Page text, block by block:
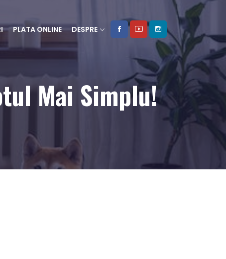
PLATA ONLINE DESPRE
Mai Simplu!